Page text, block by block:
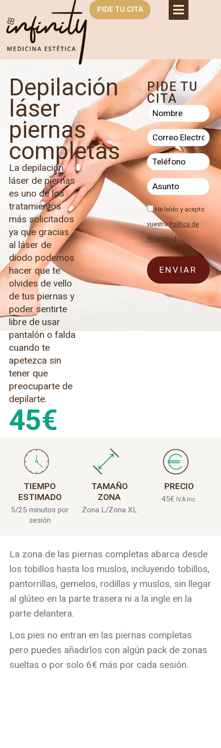
PIDE TU CITA
Depilación
láser
piernas
completas
La depilación
láser de piernas
es uno de los
tratamientos
más solicitados
ya que gracias
al láser de
diodo podemos
hacer que te
olvides de vello
de tus piernas y
poder sentirte
libre de usar
pantalón o falda
cuando te
apetezca sin
tener que
preocuparte de
depilarte.
45€
PIDE TU
CITA
He leído y acepto
vuestraPolítica de
Privacidad.
TIEMPO
ESTIMADO
5/25 minutos por
sesión
TAMAÑO
ZONA
Zona L/Zona XL
PRECIO
45€ IVA Inc.
La zona de las piernas completas abarca desde
los tobillos hasta los muslos, incluyendo tobillos,
pantorrillas, gemelos, rodillas y muslos, sin llegar
al glúteo en la parte trasera ni a la ingle en la
parte delantera.
Los pies no entran en las piernas completas
pero puedes añadirlos con algún pack de zonas
sueltas o por solo 6€ más por cada sesión.